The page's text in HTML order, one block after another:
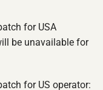
for USA
be unavailable for
for US operator: